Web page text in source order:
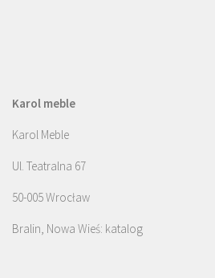
Karol meble
Karol Meble
Ul. Teatralna 67
50-005 Wrocław
Bralin, Nowa Wieś: katalog